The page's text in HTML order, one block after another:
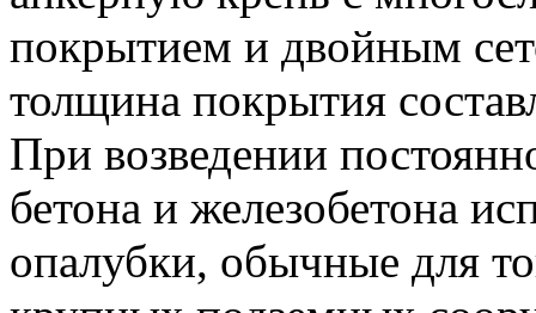
покрытием и двойным
толщина покрытия
При возведении
бетона и железобетона
опалубки, обычные для